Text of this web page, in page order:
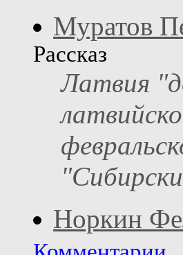
Муратов
Рассказ
Латвия
Норкин